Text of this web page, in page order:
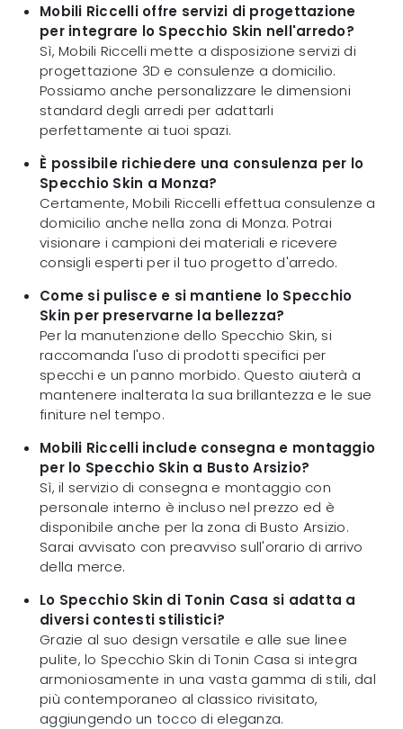
Mobili Riccelli offre servizi di progettazione
per integrare lo Specchio Skin nell'arredo?
Sì, Mobili Riccelli mette a disposizione servizi di
progettazione 3D e consulenze a domicilio.
Possiamo anche personalizzare le dimensioni
standard degli arredi per adattarli
perfettamente ai tuoi spazi.
È possibile richiedere una consulenza per lo
Specchio Skin a Monza?
Certamente, Mobili Riccelli effettua consulenze a
domicilio anche nella zona di Monza. Potrai
visionare i campioni dei materiali e ricevere
consigli esperti per il tuo progetto d'arredo.
Come si pulisce e si mantiene lo Specchio
Skin per preservarne la bellezza?
Per la manutenzione dello Specchio Skin, si
raccomanda l'uso di prodotti specifici per
specchi e un panno morbido. Questo aiuterà a
mantenere inalterata la sua brillantezza e le sue
finiture nel tempo.
Mobili Riccelli include consegna e montaggio
per lo Specchio Skin a Busto Arsizio?
Sì, il servizio di consegna e montaggio con
personale interno è incluso nel prezzo ed è
disponibile anche per la zona di Busto Arsizio.
Sarai avvisato con preavviso sull'orario di arrivo
della merce.
Lo Specchio Skin di Tonin Casa si adatta a
diversi contesti stilistici?
Grazie al suo design versatile e alle sue linee
pulite, lo Specchio Skin di Tonin Casa si integra
armoniosamente in una vasta gamma di stili, dal
più contemporaneo al classico rivisitato,
aggiungendo un tocco di eleganza.